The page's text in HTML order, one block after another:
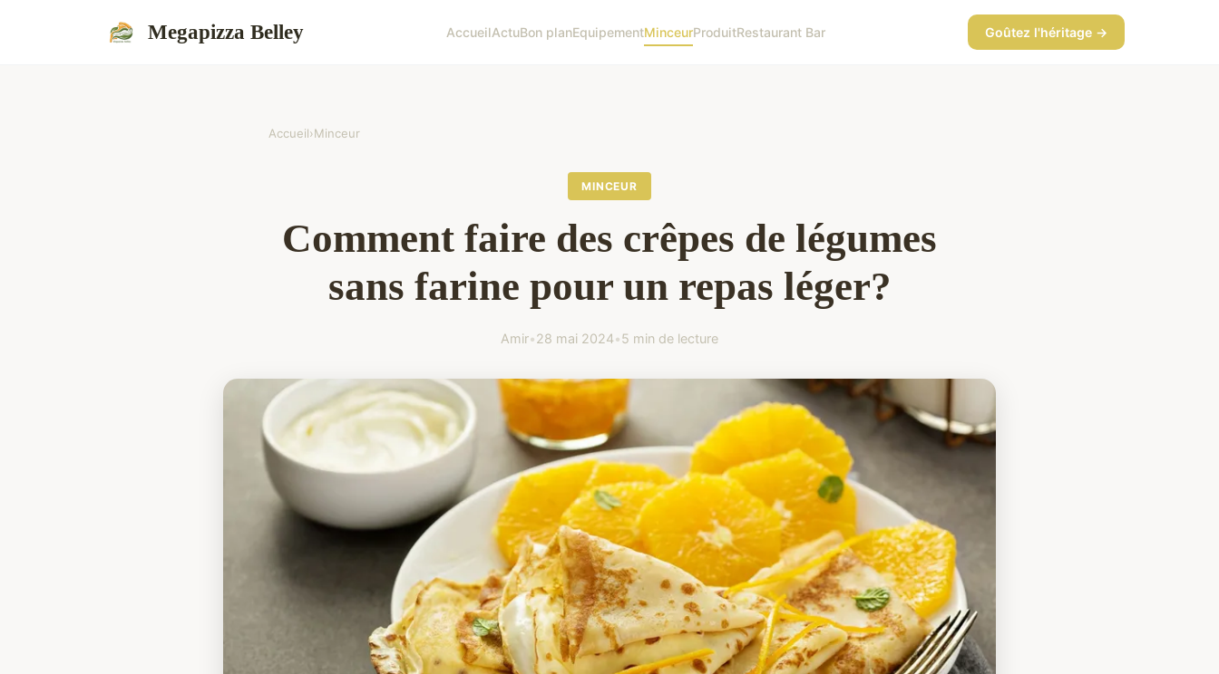
Megapizza Belley AccueilActuBon planEquipementMinceurProduitRestaurant Bar Goûtez l'héritage →
Accueil›Minceur
MINCEUR
Comment faire des crêpes de légumes
sans farine pour un repas léger?
Amir•28 mai 2024•5 min de lecture